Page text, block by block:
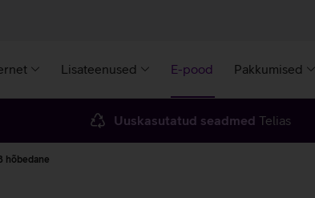
Lisateenused E-pood Pakkumised
Uuskasutatud seadmed Telias
hõbedane